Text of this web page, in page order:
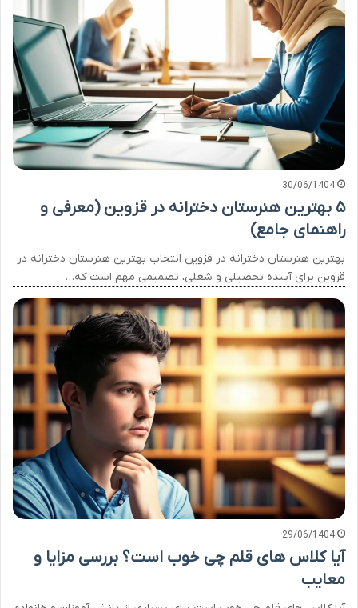
30/06/1404
۵ بهترین هنرستان دخترانه در قزوین (معرفی و
راهنمای جامع)
بهترین هنرستان دخترانه در قزوین انتخاب بهترین هنرستان دخترانه در
قزوین برای آینده تحصیلی و شغلی، تصمیمی مهم است که…
29/06/1404
آیا کلاس های قلم چی خوب است؟ بررسی مزایا و
معایب